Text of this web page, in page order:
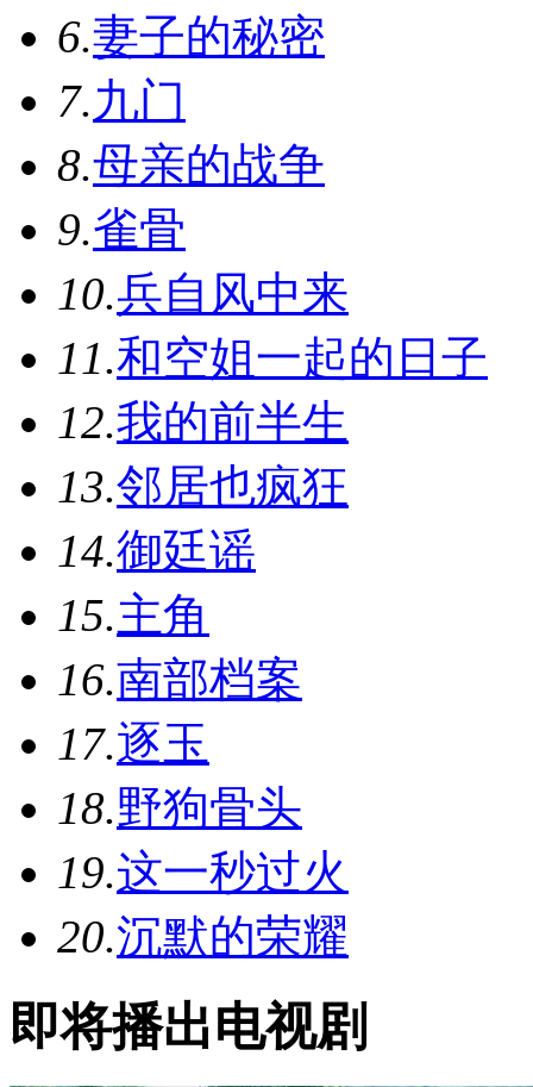
6.妻子的秘密
7.九门
8.母亲的战争
9.雀骨
10.兵自风中来
11.和空姐一起的日子
12.我的前半生
13.邻居也疯狂
14.御廷谣
15.主角
16.南部档案
17.逐玉
18.野狗骨头
19.这一秒过火
20.沉默的荣耀
即将播出电视剧